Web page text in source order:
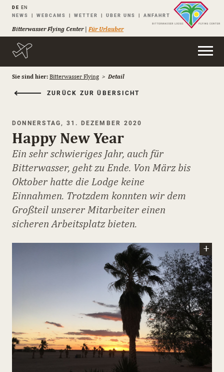
Bitterwasser Flying Center| Für Urlauber
Navigation
NEWS WEBCAMS WETTER ÜBER UNS ANFAHRT
DE EN
Sie sind hier: Bitterwasser Flying Detail
ZURÜCK ZUR ÜBERSICHT
DONNERSTAG, 31. DEZEMBER 2020
Happy New Year
Ein sehr schwieriges Jahr, auch für
Bitterwasser, geht zu Ende. Von März bis
Oktober hatte die Lodge keine
Einnahmen. Trotzdem konnten wir dem
Großteil unserer Mitarbeiter einen
sicheren Arbeitsplatz bieten.